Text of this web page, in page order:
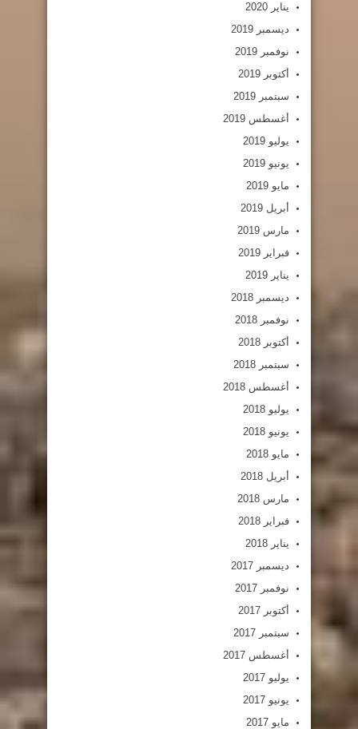
يناير 2020
ديسمبر 2019
نوفمبر 2019
أكتوبر 2019
سبتمبر 2019
أغسطس 2019
يوليو 2019
يونيو 2019
مايو 2019
أبريل 2019
مارس 2019
فبراير 2019
يناير 2019
ديسمبر 2018
نوفمبر 2018
أكتوبر 2018
سبتمبر 2018
أغسطس 2018
يوليو 2018
يونيو 2018
مايو 2018
أبريل 2018
مارس 2018
فبراير 2018
يناير 2018
ديسمبر 2017
نوفمبر 2017
أكتوبر 2017
سبتمبر 2017
أغسطس 2017
يوليو 2017
يونيو 2017
مايو 2017